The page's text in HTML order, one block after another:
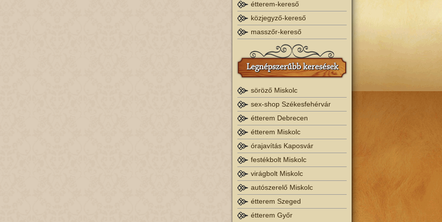
étterem-kereső
közjegyző-kereső
masszőr-kereső
Legnépszerűbb keresések
söröző Miskolc
sex-shop Székesfehérvár
étterem Debrecen
étterem Miskolc
órajavítás Kaposvár
festékbolt Miskolc
virágbolt Miskolc
autószerelő Miskolc
étterem Szeged
étterem Győr